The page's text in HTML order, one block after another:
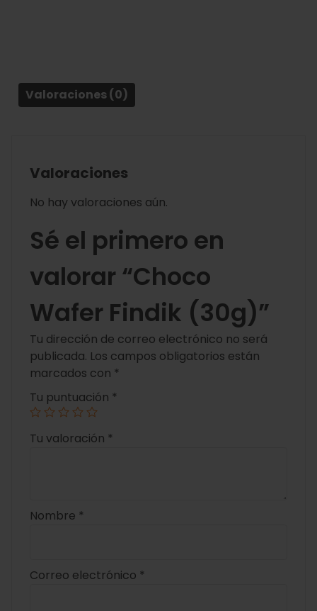
Valoraciones (0)
Valoraciones
No hay valoraciones aún.
Sé el primero en
valorar “Choco
Wafer Findik (30g)”
Tu dirección de correo electrónico no será
publicada. Los campos obligatorios están
marcados con *
Tu puntuación *
Tu valoración *
Nombre *
Correo electrónico *